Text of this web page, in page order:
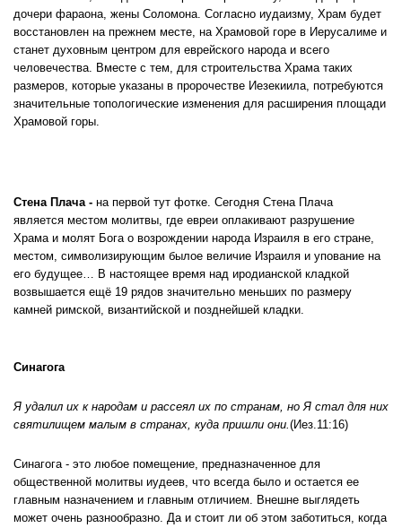
дочери фараона, жены Соломона. Согласно иудаизму, Храм будет
восстановлен на прежнем месте, на Храмовой горе в Иерусалиме и
станет духовным центром для еврейского народа и всего
человечества. Вместе с тем, для строительства Храма таких
размеров, которые указаны в пророчестве Иезекиила, потребуются
значительные топологические изменения для расширения площади
Храмовой горы.
Стена Плача - на первой тут фотке. Сегодня Стена Плача
является местом молитвы, где евреи оплакивают разрушение
Храма и молят Бога о возрождении народа Израиля в его стране,
местом, символизирующим былое величие Израиля и упование на
его будущее… В настоящее время над иродианской кладкой
возвышается ещё 19 рядов значительно меньших по размеру
камней римской, византийской и позднейшей кладки.
Синагога
Я удалил их к народам и рассеял их по странам, но Я стал для них
святилищем малым в странах, куда пришли они.(Иез.11:16)
Синагога - это любое помещение, предназначенное для
общественной молитвы иудеев, что всегда было и остается ее
главным назначением и главным отличием. Внешне выглядеть
может очень разнообразно. Да и стоит ли об этом заботиться, когда